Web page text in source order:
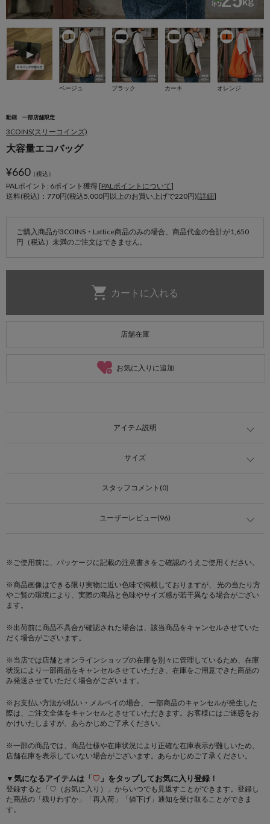
ベージュ ブラック カーキ オレンジ
動画 一部店舗限定
3COINS(スリーコインズ)
大容量エコバッグ
¥660（税込）
PALポイント: 6ポイント獲得 [PALポイントについて]
送料(税込)：770円(税込5,000円以上のお買い上げで220円)[詳細]
ご購入商品が3COINS・Lattice商品のみの場合、商品代金の合計が1,650
円（税込）未満のご注文はできません。
店舗在庫
お気に入りに追加
アイテム説明
サイズ
スタッフコメント(0)
ユーザーレビュー(96)
※ご使用前に、パッケージに記載の注意書きをご確認のうえご使用ください。
※商品画像はできる限り実物に近い色味で掲載しておりますが、 光の当たり方
やご覧の環境により、実際の商品と色味やサイズ感が若干異なる場合がござい
ます。
※出荷前に商品不具合が確認された場合は、該当商品をキャンセルさせていた
だく場合がございます。
※当店では店舗とオンラインショップの在庫を別々に管理しているため、在庫
状況により一部商品をキャンセルさせていただき、在庫をご用意できた商品の
み発送させていただく場合がございます。
※お支払い方法がd払い・メルペイの場合、 一部商品のキャンセルが発生した
際は、ご注文全体をキャンセルとさせていただきます。お客様にはご迷惑をお
かけいたしますが、あらかじめご了承ください。
※一部の商品では、商品仕様や在庫状況により正確な在庫表示が難しいため、
店舗在庫を表示していない場合がございます。あらかじめご了承ください。
▼気になるアイテムは「♡ 」をタップしてお気に入り登録！
登録すると「♡（お気に入り）」からいつでも見返すことができます。登録し
た商品の「残りわずか」「再入荷」「値下げ」通知を受け取ることができま
す。